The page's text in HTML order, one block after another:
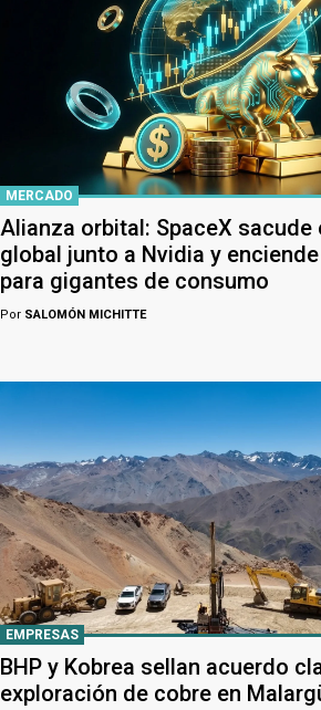
MERCADO
Alianza orbital: SpaceX sacude
global junto a Nvidia y
para gigantes de consumo
Por SALOMÓN MICHITTE
EMPRESAS
BHP y Kobrea sellan acuerdo
exploración de cobre en